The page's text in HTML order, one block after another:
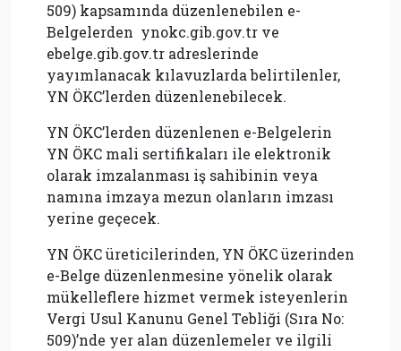
509) kapsamında düzenlenebilen e-
Belgelerden ynokc.gib.gov.tr ve
ebelge.gib.gov.tr adreslerinde
yayımlanacak kılavuzlarda belirtilenler,
YN ÖKC’lerden düzenlenebilecek.
YN ÖKC’lerden düzenlenen e-Belgelerin
YN ÖKC mali sertifikaları ile elektronik
olarak imzalanması iş sahibinin veya
namına imzaya mezun olanların imzası
yerine geçecek.
YN ÖKC üreticilerinden, YN ÖKC üzerinden
e-Belge düzenlenmesine yönelik olarak
mükelleflere hizmet vermek isteyenlerin
Vergi Usul Kanunu Genel Tebliği (Sıra No:
509)’nde yer alan düzenlemeler ve ilgili